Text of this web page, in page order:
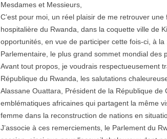
Mesdames et Messieurs,
C’est pour moi, un réel plaisir de me retrouver
hospitalière du Rwanda, dans la coquette ville de
opportunités, en vue de participer cette fois-ci, à
Parlementaire, le plus grand sommet mondial des
Avant tout propos, je voudrais respectueusement
République du Rwanda, les salutations
Alassane Ouattara, Président de la République de
emblématiques africaines qui partagent la même
femme dans la reconstruction de nations en
J’associe à ces remerciements, le Parlement du